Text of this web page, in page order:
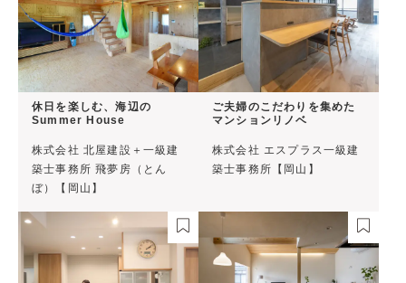
休日を楽しむ、海辺の
Summer House
株式会社 北屋建設＋一級建
築士事務所 飛夢房（とん
ぼ）【岡山】
ご夫婦のこだわりを集めた
マンションリノベ
株式会社 エスプラス一級建
築士事務所【岡山】